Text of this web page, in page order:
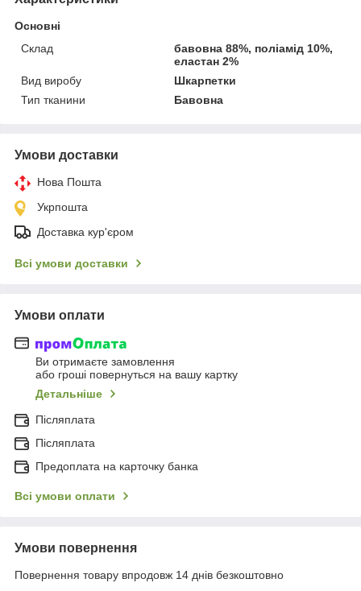
Основні
Склад
бавовна 88%, поліамід 10%,
еластан 2%
Вид виробу
Шкарпетки
Тип тканини
Бавовна
Умови доставки
Нова Пошта
Укрпошта
Доставка кур'єром
Всі умови доставки
Умови оплати
Ви отримаєте замовлення
або гроші повернуться на вашу картку
Детальніше
Післяплата
Післяплата
Предоплата на карточку банка
Всі умови оплати
Умови повернення
Повернення товару впродовж 14 днів безкоштовно